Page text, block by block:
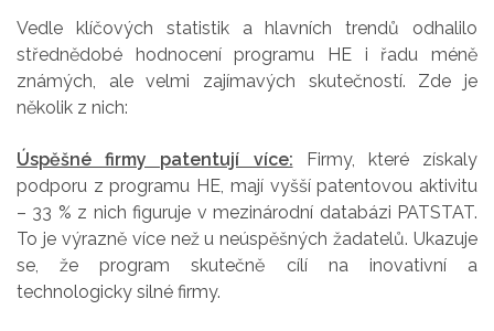
Vedle klíčových statistik a hlavních trendů odhalilo
střednědobé hodnocení programu HE i řadu méně
známých, ale velmi zajímavých skutečností. Zde je
několik z nich:
Úspěšné firmy patentují více: Firmy, které získaly
podporu z programu HE, mají vyšší patentovou aktivitu
– 33 % z nich figuruje v mezinárodní databázi PATSTAT.
To je výrazně více než u neúspěšných žadatelů. Ukazuje
se, že program skutečně cílí na inovativní a
technologicky silné firmy.